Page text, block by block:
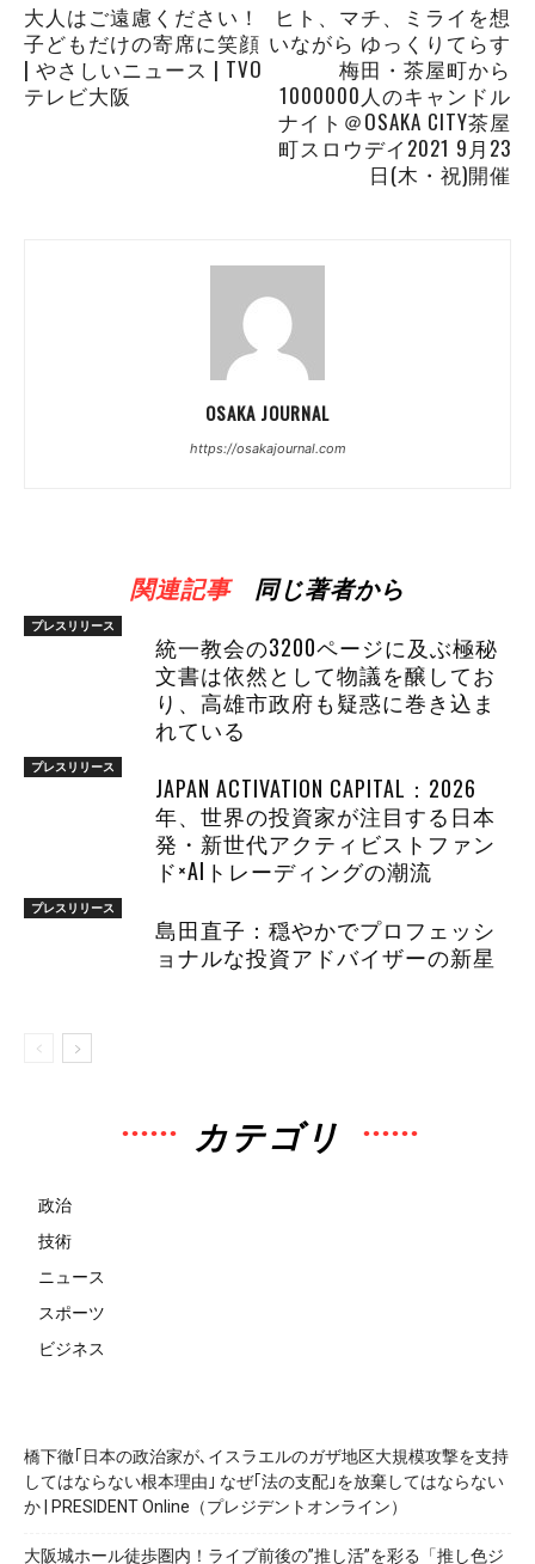
大人はご遠慮ください！
子どもだけの寄席に笑顔
| やさしいニュース | TVO
テレビ大阪
ヒト、マチ、ミライを想
いながら ゆっくりてらす
梅田・茶屋町から
1000000人のキャンドル
ナイト＠OSAKA CITY茶屋
町スロウデイ2021 9月23
日(木・祝)開催
OSAKA JOURNAL
https://osakajournal.com
関連記事 同じ著者から
プレスリリース
統一教会の3200ページに及ぶ極秘
文書は依然として物議を醸してお
り、高雄市政府も疑惑に巻き込ま
れている
プレスリリース
JAPAN ACTIVATION CAPITAL：2026
年、世界の投資家が注目する日本
発・新世代アクティビストファン
ド×AIトレーディングの潮流
プレスリリース
島田直子：穏やかでプロフェッシ
ョナルな投資アドバイザーの新星
カテゴリ
政治
技術
ニュース
スポーツ
ビジネス
橋下徹｢日本の政治家が､イスラエルのガザ地区大規模攻撃を支持
してはならない根本理由｣ なぜ｢法の支配｣を放棄してはならない
か | PRESIDENT Online（プレジデントオンライン）
大阪城ホール徒歩圏内！ライブ前後の”推し活”を彩る「推し色ジ